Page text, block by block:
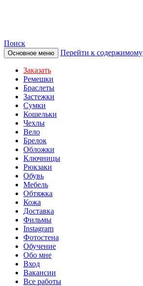
Поиск
Основное меню Перейти к содержимому
Заказать
Ремешки
Браслеты
Застежки
Сумки
Кошельки
Чехлы
Вело
Брелок
Обложки
Ключницы
Рюкзаки
Обувь
Мебель
Обтяжка
Кожа
Доставка
Фильмы
Instagram
Фотостена
Обучение
Обо мне
Вход
Вакансии
Все работы